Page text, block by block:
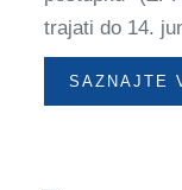
trajati do 14.
SAZNAJTE